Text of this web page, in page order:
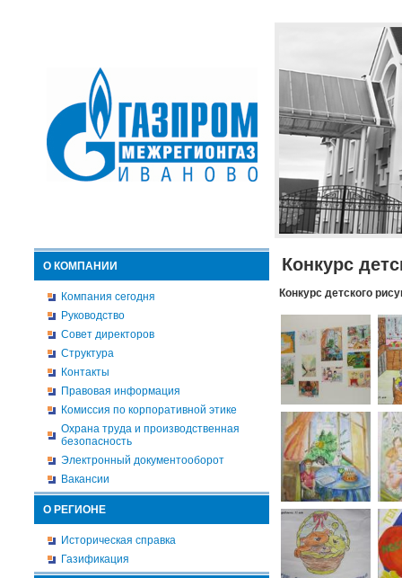
О КОМПАНИИ
Компания сегодня
Руководство
Совет директоров
Структура
Контакты
Правовая информация
Комиссия по корпоративной этике
Охрана труда и производственная
безопасность
Электронный документооборот
Вакансии
О РЕГИОНЕ
Историческая справка
Газификация
Конкурс
Конкурс детского